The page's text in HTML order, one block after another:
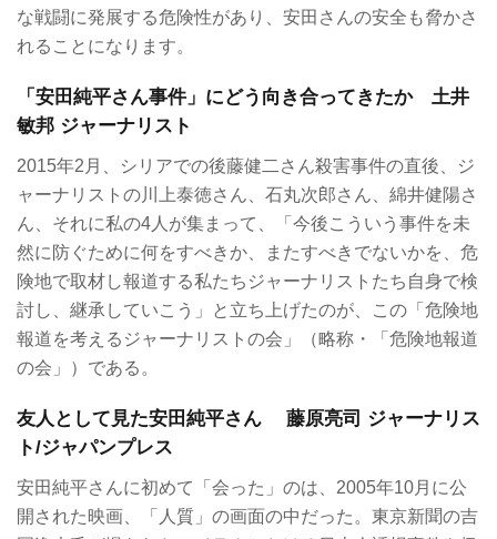
な戦闘に発展する危険性があり、安田さんの安全も脅かさ
れることになります。
「安田純平さん事件」にどう向き合ってきたか 土井
敏邦 ジャーナリスト
2015年2月、シリアでの後藤健二さん殺害事件の直後、ジ
ャーナリストの川上泰徳さん、石丸次郎さん、綿井健陽さ
ん、それに私の4人が集まって、「今後こういう事件を未
然に防ぐために何をすべきか、またすべきでないかを、危
険地で取材し報道する私たちジャーナリストたち自身で検
討し、継承していこう」と立ち上げたのが、この「危険地
報道を考えるジャーナリストの会」（略称・「危険地報道
の会」）である。
友人として見た安田純平さん 藤原亮司 ジャーナリス
ト/ジャパンプレス
安田純平さんに初めて「会った」のは、2005年10月に公
開された映画、「人質」の画面の中だった。東京新聞の吉